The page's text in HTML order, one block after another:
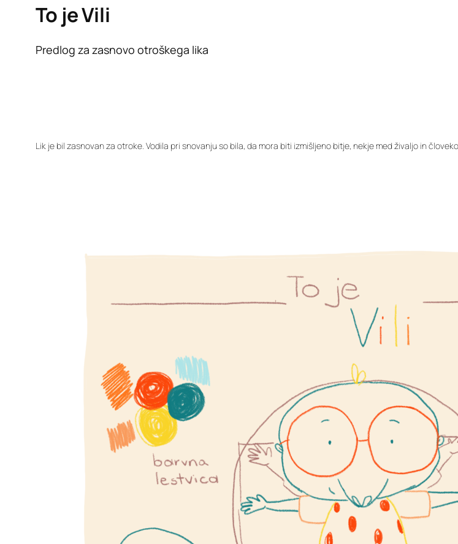
To je Vili
Predlog za zasnovo otroškega lika
Lik je bil zasnovan za otroke. Vodila pri snovanju so bila, da mora biti izmišljeno bitje, nekje med živaljo in